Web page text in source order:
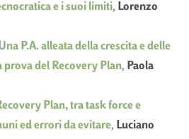
e i suoi limiti, Lorenzo
P.A. alleata della crescita e delle
del Recovery Plan, Paola
Plan, tra task force e
ed errori da evitare, Luciano